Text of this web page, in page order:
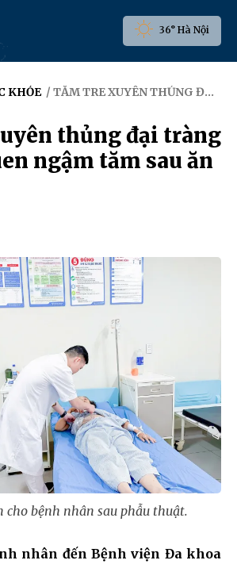
36° Hà Nội
KHỎE / TĂM TRE XUYÊN THỦNG ĐẠI TRÀNG DO THÓI QUEN NGẬM TĂM SAU ĂN CƠM
thủng đại tràng
ngậm tăm sau ăn
cho bệnh nhân sau phẫu thuật.
nhân đến Bệnh viện Đa khoa